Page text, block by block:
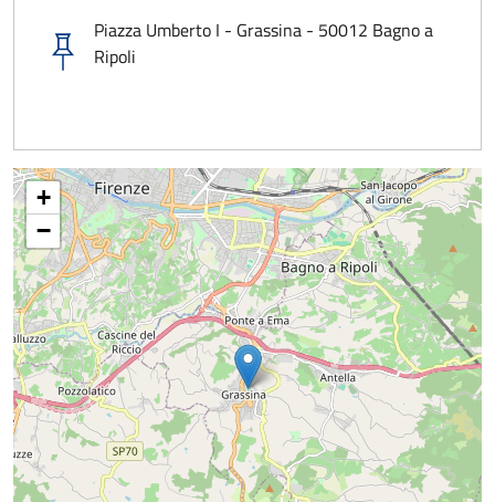
Piazza Umberto I - Grassina - 50012 Bagno a
Ripoli
+
−